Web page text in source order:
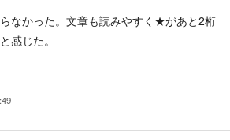
なかった。文章も読みやすく★があと2桁
感じた。